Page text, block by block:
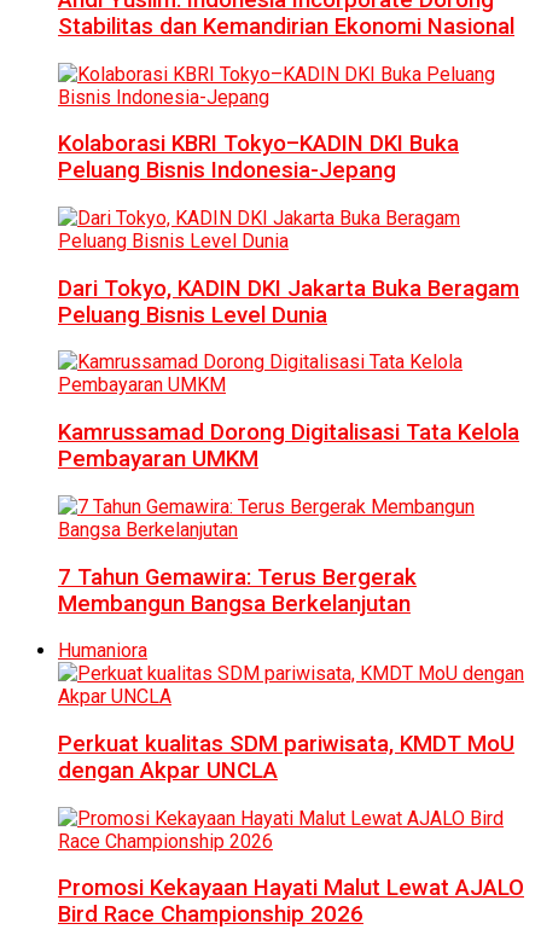
Stabilitas dan Kemandirian Ekonomi Nasional
Kolaborasi KBRI Tokyo–KADIN DKI Buka
Peluang Bisnis Indonesia-Jepang
Dari Tokyo, KADIN DKI Jakarta Buka Beragam
Peluang Bisnis Level Dunia
Kamrussamad Dorong Digitalisasi Tata Kelola
Pembayaran UMKM
7 Tahun Gemawira: Terus Bergerak
Membangun Bangsa Berkelanjutan
Humaniora
Perkuat kualitas SDM pariwisata, KMDT MoU
dengan Akpar UNCLA
Promosi Kekayaan Hayati Malut Lewat AJALO
Bird Race Championship 2026